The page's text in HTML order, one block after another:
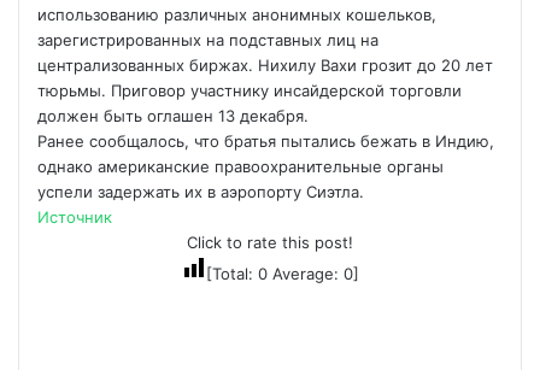
использованию различных анонимных кошельков,
зарегистрированных на подставных лиц на
централизованных биржах. Нихилу Вахи грозит до 20 лет
тюрьмы. Приговор участнику инсайдерской торговли
должен быть оглашен 13 декабря.
Ранее сообщалось, что братья пытались бежать в Индию,
однако американские правоохранительные органы
успели задержать их в аэропорту Сиэтла.
Источник
Click to rate this post!
[Total: 0Average: 0]